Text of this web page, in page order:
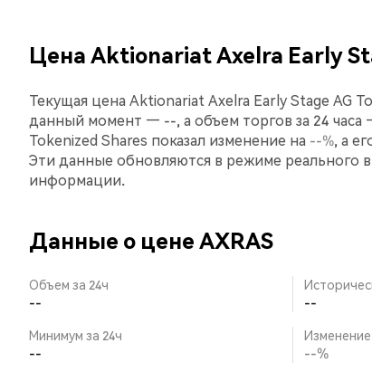
Цена Aktionariat Axelra Early
Текущая цена Aktionariat Axelra Early Stage AG
данный момент — --, а объем торгов за 24 часа
Tokenized Shares показал изменение на --%, а
Эти данные обновляются в режиме реального
информации.
Данные о цене AXRAS
Объем за 24ч
-- --
Минимум за 24ч
-- --%